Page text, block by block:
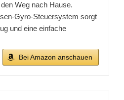
Weg nach Hause.
Gyro-Steuersystem sorgt
und eine einfache
Bei Amazon anschauen